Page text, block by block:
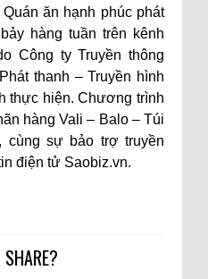
ăn hạnh phúc phát
hàng tuần trên kênh
Công ty Truyền thông
thanh – Truyền hình
thực hiện. Chương trình
hàng Vali – Balo – Túi
cùng sự bảo trợ truyền
điện tử Saobiz.vn.